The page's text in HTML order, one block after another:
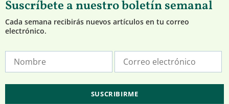
Suscríbete a nuestro boletín semanal
Cada semana recibirás nuevos artículos en tu correo
electrónico.